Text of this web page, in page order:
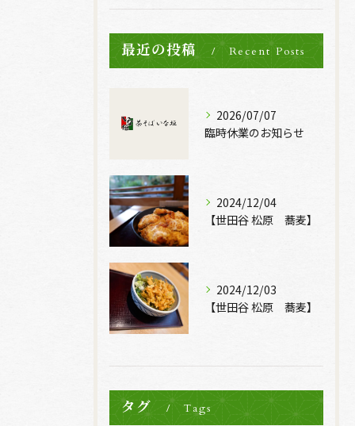
最近の投稿 Recent Posts
2026/07/07
臨時休業のお知らせ
2024/12/04
【世田谷 松原 蕎麦】
2024/12/03
【世田谷 松原 蕎麦】
タグ Tags